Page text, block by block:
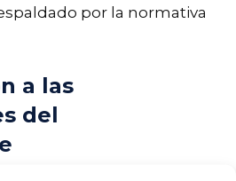
por la normativa
a las
del